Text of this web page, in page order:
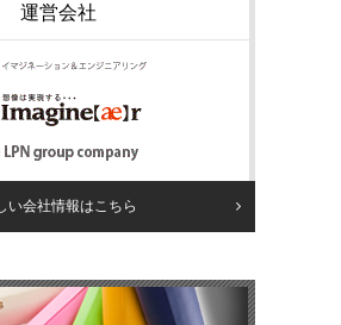
運営会社
い会社情報はこちら